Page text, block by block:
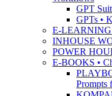
GPT
GPTs •
E-LEARNING
INHOUSE
POWER
E-BOOKS •
Prompts